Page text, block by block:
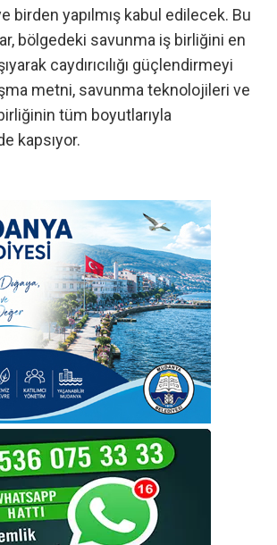
birden yapılmış kabul edilecek. Bu
bölgedeki savunma iş birliğini en
caydırıcılığı güçlendirmeyi
metni, savunma teknolojileri ve
tüm boyutlarıyla
kapsıyor.